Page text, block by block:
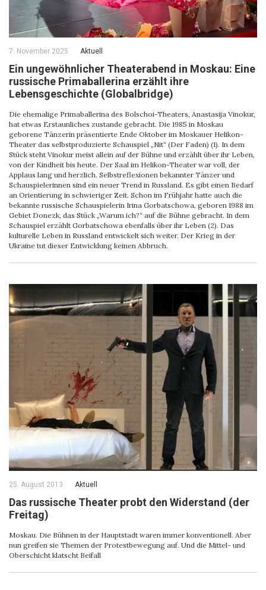
7. November 2025 Aktuell
Ein ungewöhnlicher Theaterabend in Moskau: Eine
russische Primaballerina erzählt ihre
Lebensgeschichte (Globalbridge)
Die ehemalige Primaballerina des Bolschoi-Theaters, Anastasija Vinokur,
hat etwas Erstaunliches zustande gebracht. Die 1985 in Moskau
geborene Tänzerin präsentierte Ende Oktober im Moskauer Helikon-
Theater das selbstproduzierte Schauspiel „Nit“ (Der Faden) (1). In dem
Stück steht Vinokur meist allein auf der Bühne und erzählt über ihr Leben,
von der Kindheit bis heute. Der Saal im Helikon-Theater war voll, der
Applaus lang und herzlich. Selbstreflexionen bekannter Tänzer und
Schauspielerinnen sind ein neuer Trend in Russland. Es gibt einen Bedarf
an Orientierung in schwieriger Zeit. Schon im Frühjahr hatte auch die
bekannte russische Schauspielerin Irina Gorbatschowa, geboren 1988 im
Gebiet Donezk, das Stück „Warum ich?“ auf die Bühne gebracht. In dem
Schauspiel erzählt Gorbatschowa ebenfalls über ihr Leben (2). Das
kulturelle Leben in Russland entwickelt sich weiter. Der Krieg in der
Ukraine tut dieser Entwicklung keinen Abbruch.
25. August 2013 Aktuell
Das russische Theater probt den Widerstand (der
Freitag)
Moskau. Die Bühnen in der Hauptstadt waren immer konventionell. Aber
nun greifen sie Themen der Protestbewegung auf. Und die Mittel- und
Oberschicht klatscht Beifall